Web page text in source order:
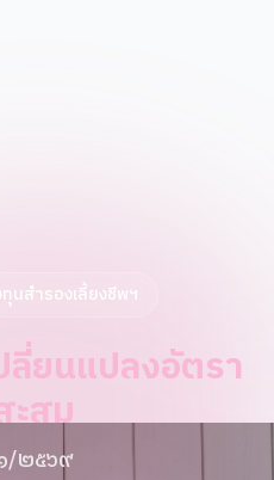
นสำรองเลี้ยงชีพฯ
ลี่ยนแปลงอัตรา
ะสม
/๒๕๖๙